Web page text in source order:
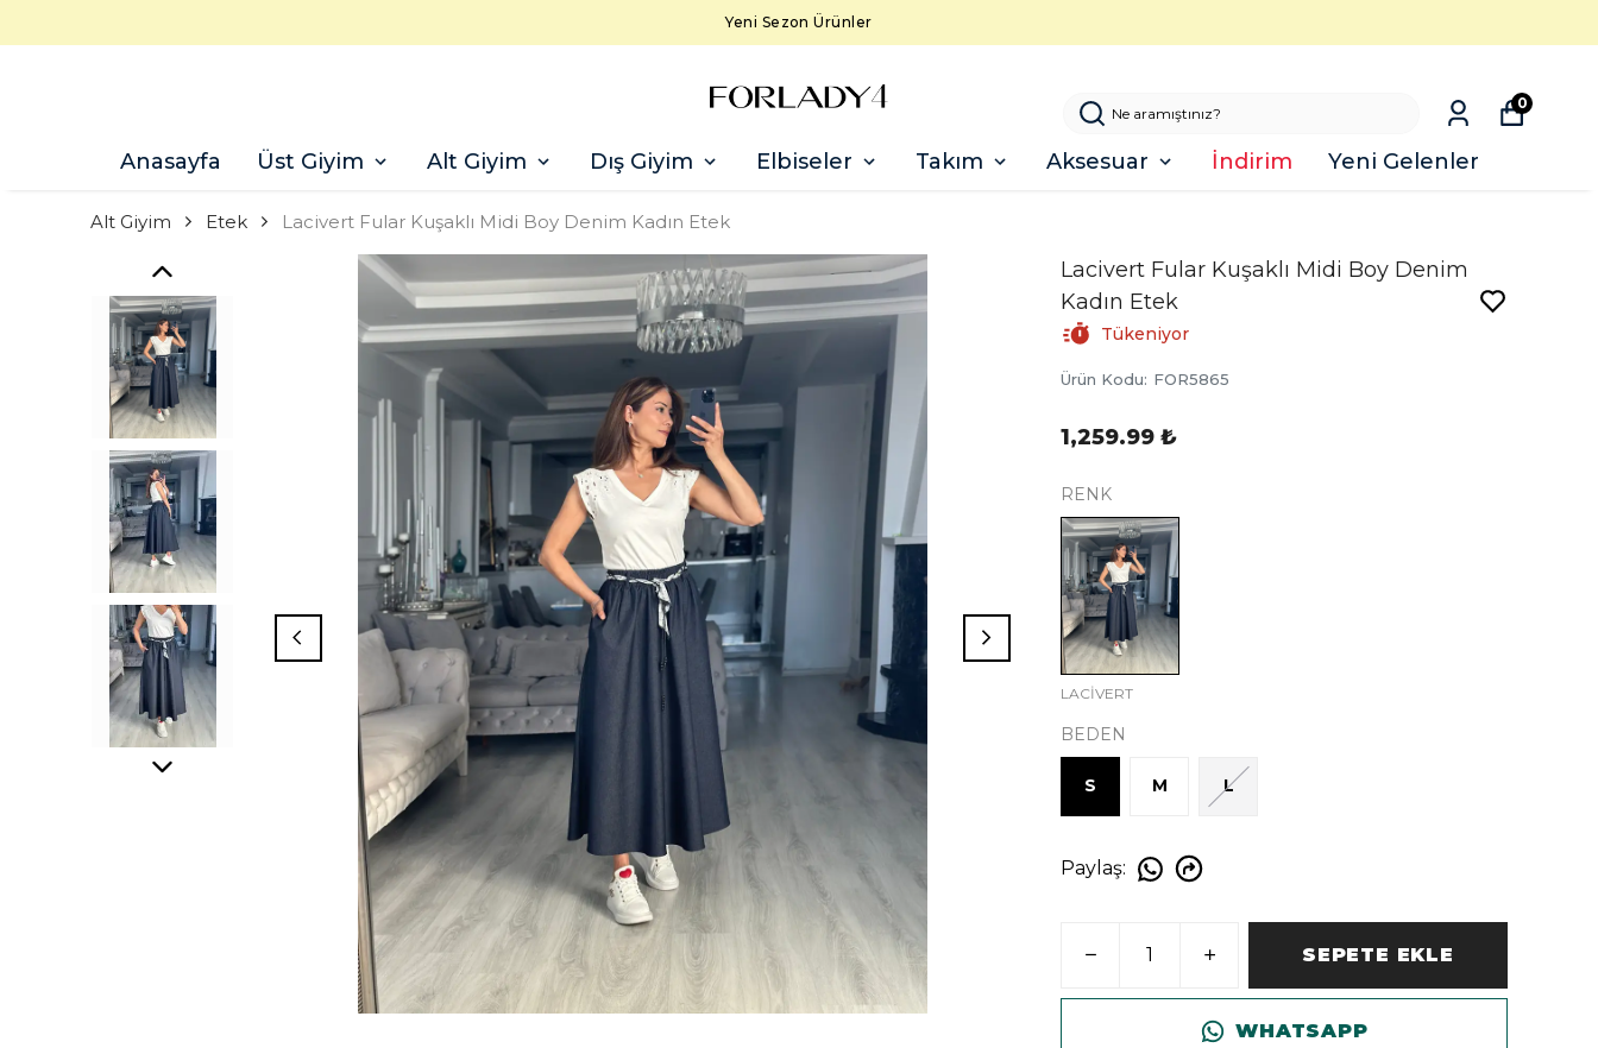
Yeni Sezon Ürünler
Anasayfa Üst Giyim Alt Giyim Dış Giyim Elbiseler Takım Aksesuar İndirim Yeni Gelenler
0
Alt Giyim Etek Lacivert Fular Kuşaklı Midi Boy Denim Kadın Etek
Lacivert Fular Kuşaklı Midi Boy Denim
Kadın Etek
Tükeniyor
Ürün Kodu: FOR5865
1,259.99 ₺
RENK
LACİVERT
BEDEN
S M L
Paylaş:
SEPETE EKLE
WHATSAPP